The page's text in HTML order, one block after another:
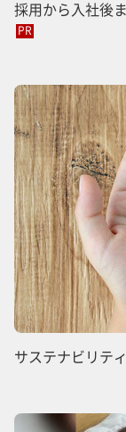
採用から入社後
PR
サステナビリテ